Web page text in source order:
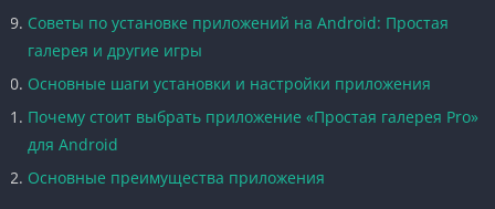
Советы по установке приложений на Android: Простая
галерея и другие игры
Основные шаги установки и настройки приложения
Почему стоит выбрать приложение «Простая галерея Pro»
для Android
Основные преимущества приложения